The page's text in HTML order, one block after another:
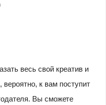
весь свой креатив и
вероятно, к вам поступит
Вы сможете